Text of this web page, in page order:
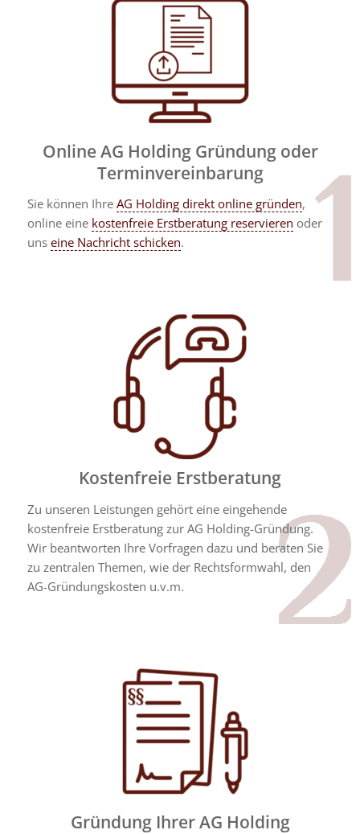
Online AG Holding Gründung oder
Terminvereinbarung
Sie können Ihre AG Holding direkt online gründen,
online eine kostenfreie Erstberatung reservieren oder
uns eine Nachricht schicken.
Kostenfreie Erstberatung
Zu unseren Leistungen gehört eine eingehende
kostenfreie Erstberatung zur AG Holding-Gründung.
Wir beantworten Ihre Vorfragen dazu und beraten Sie
zu zentralen Themen, wie der Rechtsformwahl, den
AG-Gründungskosten u.v.m.
Gründung Ihrer AG Holding